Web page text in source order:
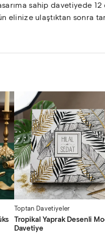
sahip davetiyede
elinize ulaştıktan sonra
Toptan Davetiyeler
Tropikal Yaprak Desenli
Davetiye